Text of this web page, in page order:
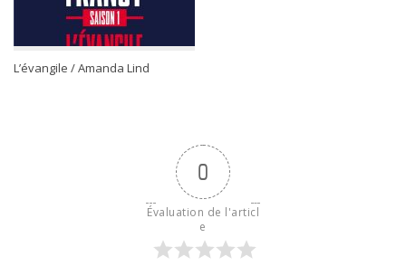
L’évangile / Amanda Lind
0
Évaluation de l'articl
e